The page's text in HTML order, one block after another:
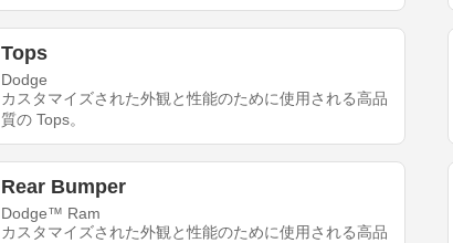
Tops
Dodge
カスタマイズされた外観と性能のために使用される高品
質の Tops。
Rear Bumper
Dodge™ Ram
カスタマイズされた外観と性能のために使用される高品